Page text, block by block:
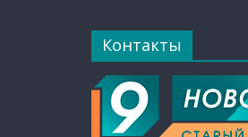
Контакты